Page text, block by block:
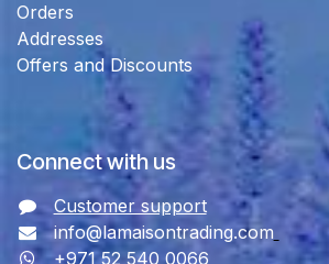
Orders
Addresses
Offers and Discounts
Connect with us
Customer support
info@lamaisontrading.com
+971 52 540 0066